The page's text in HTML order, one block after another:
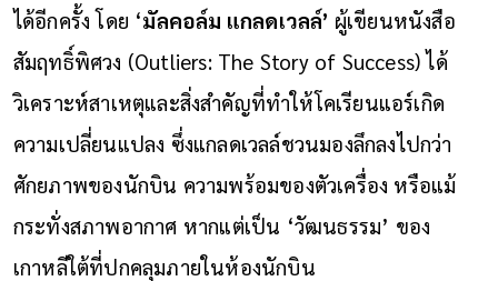
ได้อีกครั้ง โดย ‘มัลคอล์ม แกลดเวลล์’ ผู้เขียนหนังสือ
สัมฤทธิ์พิศวง (Outliers: The Story of Success) ได้
วิเคราะห์สาเหตุและสิ่งสำคัญที่ทำให้โคเรียนแอร์เกิด
ความเปลี่ยนแปลง ซึ่งแกลดเวลล์ชวนมองลึกลงไปกว่า
ศักยภาพของนักบิน ความพร้อมของตัวเครื่อง หรือแม้
กระทั่งสภาพอากาศ หากแต่เป็น ‘วัฒนธรรม’ ของ
เกาหลีใต้ที่ปกคลุมภายในห้องนักบิน